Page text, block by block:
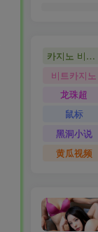
카지노 비트코인
비트카지노
龙珠超
鼠标
黑洞小说
黄瓜视频